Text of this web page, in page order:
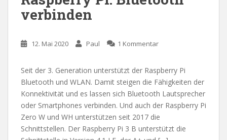
verbinden
12. Mai 2020 Paul 1 Kommentar
Seit der 3. Generation unterstützt der Raspberry Pi
Bluetooth und WLAN. Damit steigen die Fähigkeiten der
Konnektivität und es lassen sich Bluetooth Lautsprecher
oder Smartphones verbinden. Und auch der Raspberry Pi
Zero W und WH unterstützen seit 2017 die
Schnittstellen. Der Raspberry Pi 3 B unterstützt die